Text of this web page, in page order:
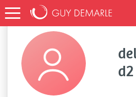
Accueil delphiner_14d2
d2